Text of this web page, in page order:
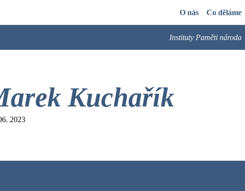
O nás Co děláme
Instituty Paměti národa
Kuchařík
2023